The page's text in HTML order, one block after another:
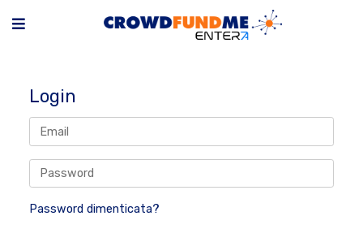
Login
Password dimenticata?